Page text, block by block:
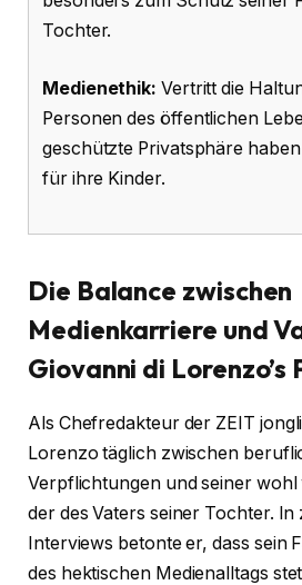
Tochter.
Medienethik: Vertritt die
Personen des öffentlichen
geschützte Privatsphäre
für ihre Kinder.
Die Balance zwischen
Medienkarriere und
Giovanni di Lorenzo’s
Als Chefredakteur der ZEIT
Lorenzo täglich zwischen
Verpflichtungen und seiner wohl
der des Vaters seiner Tochter.
Interviews betonte er, dass sein
des hektischen Medienalltags